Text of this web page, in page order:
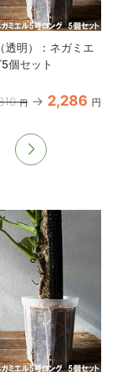
透明）：ネガミエ
個セット
円 2,286 円